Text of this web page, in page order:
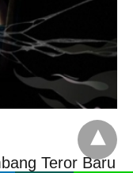
Teror Baru